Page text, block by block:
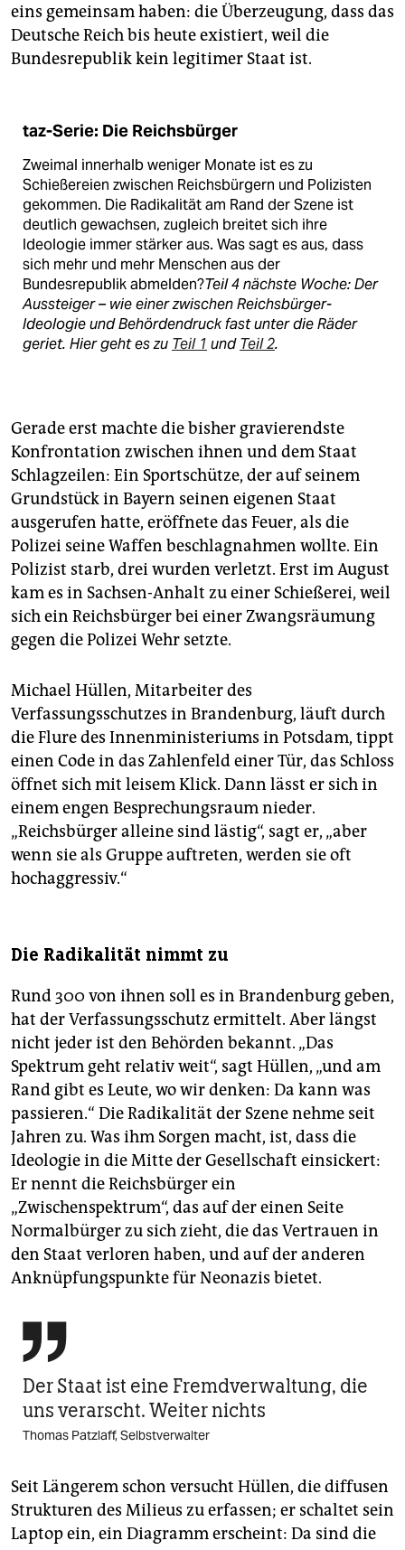
eins gemeinsam haben: die Überzeugung, dass das
Deutsche Reich bis heute existiert, weil die
Bundesrepublik kein legitimer Staat ist.
taz-Serie: Die Reichsbürger
Zweimal innerhalb weniger Monate ist es zu
Schießereien zwischen Reichsbürgern und Polizisten
gekommen. Die Radikalität am Rand der Szene ist
deutlich gewachsen, zugleich breitet sich ihre
Ideologie immer stärker aus. Was sagt es aus, dass
sich mehr und mehr Menschen aus der
Bundesrepublik abmelden?Teil 4 nächste Woche: Der
Aussteiger – wie einer zwischen Reichsbürger-
Ideologie und Behördendruck fast unter die Räder
geriet. Hier geht es zu Teil 1 undTeil 2.
Gerade erst machte die bisher gravierendste
Konfrontation zwischen ihnen und dem Staat
Schlagzeilen: Ein Sportschütze, der auf seinem
Grundstück in Bayern seinen eigenen Staat
ausgerufen hatte, eröffnete das Feuer, als die
Polizei seine Waffen beschlagnahmen wollte. Ein
Polizist starb, drei wurden verletzt. Erst im August
kam es in Sachsen-Anhalt zu einer Schießerei, weil
sich ein Reichsbürger bei einer Zwangsräumung
gegen die Polizei Wehr setzte.
Michael Hüllen, Mitarbeiter des
Verfassungsschutzes in Brandenburg, läuft durch
die Flure des Innenministeriums in Potsdam, tippt
einen Code in das Zahlenfeld einer Tür, das Schloss
öffnet sich mit leisem Klick. Dann lässt er sich in
einem engen Besprechungsraum nieder.
„Reichsbürger alleine sind lästig“, sagt er, „aber
wenn sie als Gruppe auftreten, werden sie oft
hochaggressiv.“
Die Radikalität nimmt zu
Rund 300 von ihnen soll es in Brandenburg geben,
hat der Verfassungsschutz ermittelt. Aber längst
nicht jeder ist den Behörden bekannt. „Das
Spektrum geht relativ weit“, sagt Hüllen, „und am
Rand gibt es Leute, wo wir denken: Da kann was
passieren.“ Die Radikalität der Szene nehme seit
Jahren zu. Was ihm Sorgen macht, ist, dass die
Ideologie in die Mitte der Gesellschaft einsickert:
Er nennt die Reichsbürger ein
„Zwischenspektrum“, das auf der einen Seite
Normalbürger zu sich zieht, die das Vertrauen in
den Staat verloren haben, und auf der anderen
Anknüpfungspunkte für Neonazis bietet.

Der Staat ist eine Fremdverwaltung, die
uns verarscht. Weiter nichts
Thomas Patzlaff, Selbstverwalter
Seit Längerem schon versucht Hüllen, die diffusen
Strukturen des Milieus zu erfassen; er schaltet sein
Laptop ein, ein Diagramm erscheint: Da sind die